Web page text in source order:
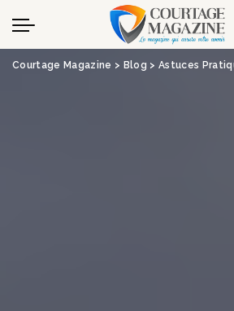
Panneau de gestion des
Courtage Magazine > Blog > Astuces